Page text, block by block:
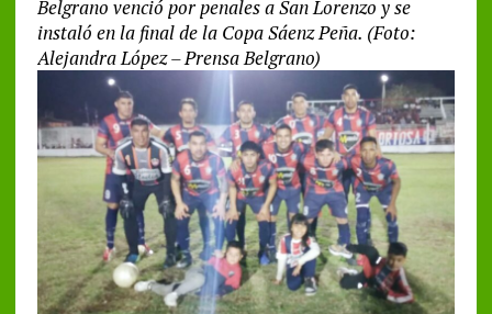
Belgrano venció por penales a San Lorenzo y se
instaló en la final de la Copa Sáenz Peña. (Foto:
Alejandra López – Prensa Belgrano)